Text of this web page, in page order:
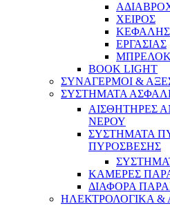
ΧΕΙΡΟΣ
ΚΕΦΑΛΗΣ
ΕΡΓΑΣΙΑΣ
ΜΠΡΕΛΟΚ
BOOK LIGHT
ΣΥΝΑΓΕΡΜΟΙ &
ΣΥΣΤΗΜΑΤΑ
ΑΙΣΘΗΤΗΡΕΣ
ΝΕΡΟΥ
ΣΥΣΤΗΜΑΤΑ
ΠΥΡΟΣΒΕΣΗΣ
ΚΑΜΕΡΕΣ
ΔΙΑΦΟΡΑ
ΗΛΕΚΤΡΟΛΟΓΙΚΑ &